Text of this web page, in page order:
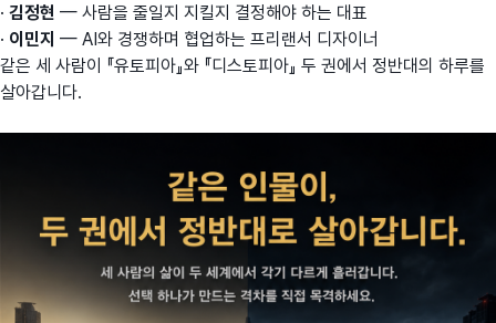
· 김정현 — 사람을 줄일지 지킬지 결정해야 하는 대표
· 이민지 — AI와 경쟁하며 협업하는 프리랜서 디자이너
같은 세 사람이 『유토피아』와 『디스토피아』 두 권에서 정반대의 하루를
살아갑니다.